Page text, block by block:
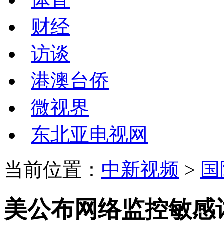
财经
访谈
港澳台侨
微视界
东北亚电视网
当前位置： 中新视频 >
美公布网络监控敏